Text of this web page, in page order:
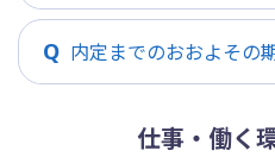
内定までのおおよその
仕事・働く